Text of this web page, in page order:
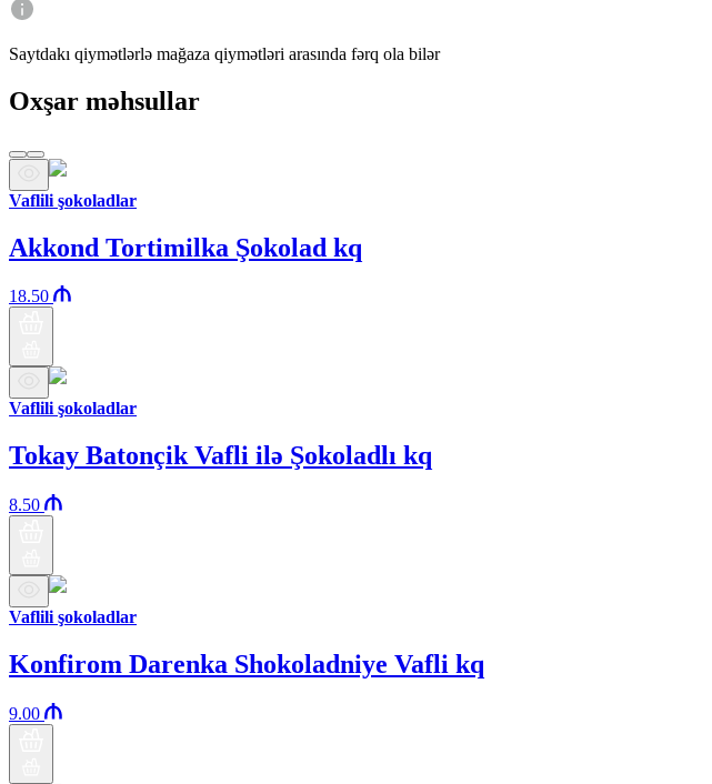
Saytdakı qiymətlərlə mağaza qiymətləri arasında fərq ola bilər
Oxşar məhsullar
Vaflili şokoladlar
Akkond Tortimilka Şokolad kq
18.50
Vaflili şokoladlar
Tokay Batonçik Vafli ilə Şokoladlı kq
8.50
Vaflili şokoladlar
Konfirom Darenka Shokoladniye Vafli kq
9.00